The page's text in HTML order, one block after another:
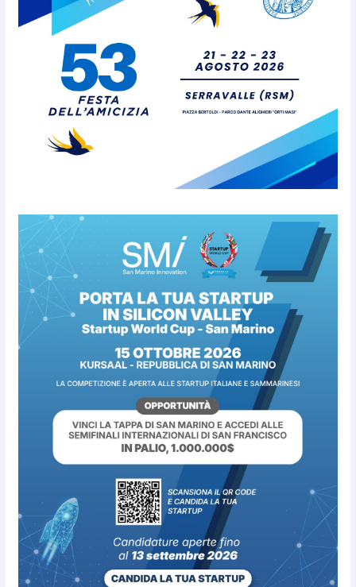
cittadinanza onoraria, chiavi
della città e premio alla carriera
7 Agosto 2026
Anche la FSGC nella nuova
partnership tra FIFA+ e DAZN